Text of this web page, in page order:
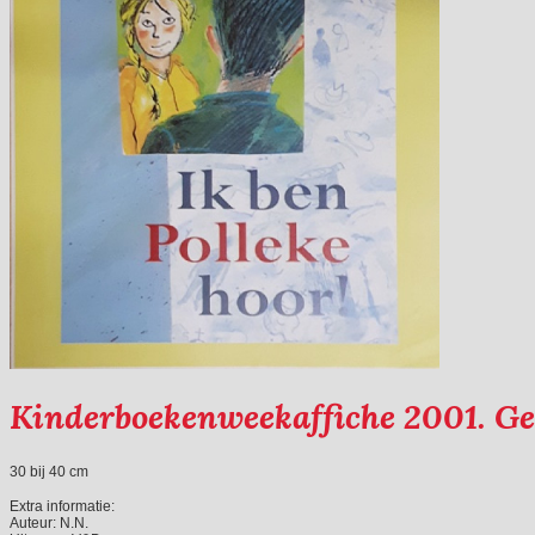
Kinderboekenweekaffiche 2001.
30 bij 40 cm
Extra informatie:
Auteur: N.N.